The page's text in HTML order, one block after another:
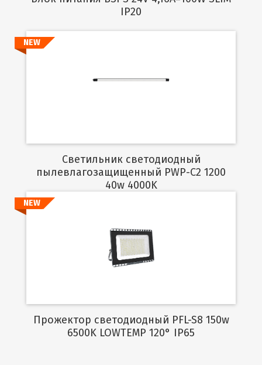
IP20
NEW
Светильник светодиодный
пылевлагозащищенный PWP-C2 1200
40w 4000K
Подробнее
NEW
Прожектор светодиодный PFL-S8 150w
6500K LOWTEMP 120° IP65